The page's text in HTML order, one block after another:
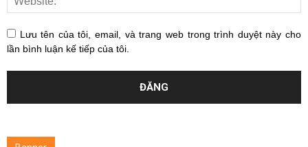
Lưu tên của tôi, email, và trang web trong trình duyệt này cho
lần bình luận kế tiếp của tôi.